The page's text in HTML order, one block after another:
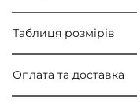
Таблиця розмірів
Оплата та доставка